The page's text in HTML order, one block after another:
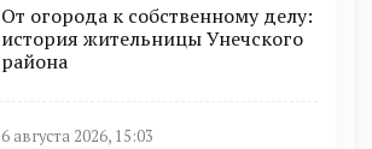
От огорода к собственному делу:
история жительницы Унечского
района
6 августа 2026, 15:03